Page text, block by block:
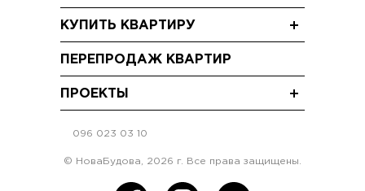
Акции
Видео
КУПИТЬ КВАРТИРУ
Однокомнатные квартиры
ПЕРЕПРОДАЖ КВАРТИР
ПРОЕКТЫ
Борщаговка
096 023 03 10
© НоваБудова, 2026 г. Все права защищены.